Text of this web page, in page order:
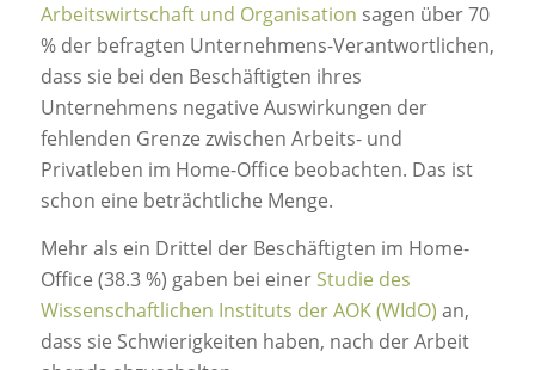
Arbeitswirtschaft und Organisation sagen über 70
% der befragten Unternehmens-Verantwortlichen,
dass sie bei den Beschäftigten ihres
Unternehmens negative Auswirkungen der
fehlenden Grenze zwischen Arbeits- und
Privatleben im Home-Office beobachten. Das ist
schon eine beträchtliche Menge.
Mehr als ein Drittel der Beschäftigten im Home-
Office (38.3 %) gaben bei einer Studie des
Wissenschaftlichen Instituts der AOK (WIdO) an,
dass sie Schwierigkeiten haben, nach der Arbeit